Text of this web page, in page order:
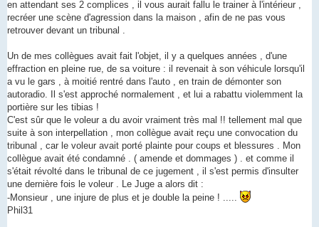
en attendant ses 2 complices , il vous aurait fallu le trainer à l'intérieur ,
recréer une scène d'agression dans la maison , afin de ne pas vous
retrouver devant un tribunal .
Un de mes collègues avait fait l'objet, il y a quelques années , d'une
effraction en pleine rue, de sa voiture : il revenait à son véhicule lorsqu'il
a vu le gars , à moitié rentré dans l'auto , en train de démonter son
autoradio. Il s'est approché normalement , et lui a rabattu violemment la
portière sur les tibias !
C'est sûr que le voleur a du avoir vraiment très mal !! tellement mal que
suite à son interpellation , mon collègue avait reçu une convocation du
tribunal , car le voleur avait porté plainte pour coups et blessures . Mon
collègue avait été condamné . ( amende et dommages ) . et comme il
s'était révolté dans le tribunal de ce jugement , il s'est permis d'insulter
une dernière fois le voleur . Le Juge a alors dit :
-Monsieur , une injure de plus et je double la peine ! .....
Phil31